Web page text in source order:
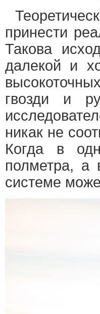
принести
Такова
далекой и
гвозди и
никак не
Когда в
полметра, а
системе